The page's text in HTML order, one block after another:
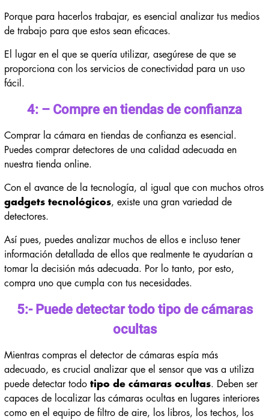
Porque para hacerlos trabajar, es esencial analizar tus medios
de trabajo para que estos sean eficaces.
El lugar en el que se quería utilizar, asegúrese de que se
proporciona con los servicios de conectividad para un uso
fácil.
4: – Compre en tiendas de confianza
Comprar la cámara en tiendas de confianza es esencial.
Puedes comprar detectores de una calidad adecuada en
nuestra tienda online.
Con el avance de la tecnología, al igual que con muchos otros
gadgets tecnológicos, existe una gran variedad de
detectores.
Así pues, puedes analizar muchos de ellos e incluso tener
información detallada de ellos que realmente te ayudarían a
tomar la decisión más adecuada. Por lo tanto, por esto,
compra uno que cumpla con tus necesidades.
5:- Puede detectar todo tipo de cámaras
ocultas
Mientras compras el detector de cámaras espía más
adecuado, es crucial analizar que el sensor que vas a utiliza
puede detectar todo tipo de cámaras ocultas. Deben ser
capaces de localizar las cámaras ocultas en lugares interiores
como en el equipo de filtro de aire, los libros, los techos, los